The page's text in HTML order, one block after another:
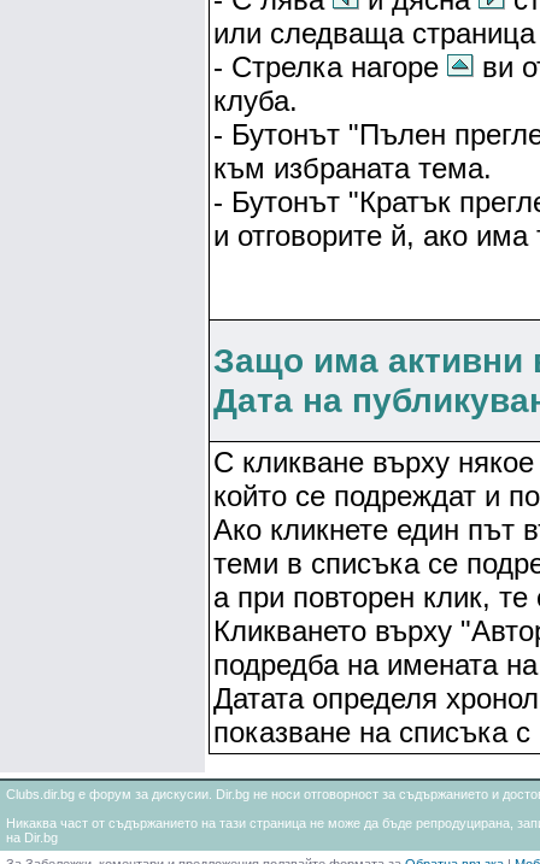
или следваща
- Стрелка нагоре
ви
клуба.
- Бутонът "Пълен
към избраната тема.
- Бутонът "Кратък
и отговорите й, ако има
Защо има активни
Дата на
С кликване върху
който се подреждат и
Ако кликнете един път
теми в списъка се
а при повторен клик,
Кликването върху
подредба на имената
Датата определя
показване на списъка с
Clubs.dir.bg е форум за дискусии. Dir.bg не носи отговорност за съдържанието и
Никаква част от съдържанието на тази страница не може да бъде репродуцирана,
на Dir.bg